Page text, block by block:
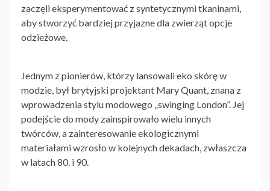
zaczęli eksperymentować z syntetycznymi tkaninami,
aby stworzyć bardziej przyjazne dla zwierząt opcje
odzieżowe.
Jednym z pionierów, którzy lansowali eko skórę w
modzie, był brytyjski projektant Mary Quant, znana z
wprowadzenia stylu modowego „swinging London”. Jej
podejście do mody zainspirowało wielu innych
twórców, a zainteresowanie ekologicznymi
materiałami wzrosło w kolejnych dekadach, zwłaszcza
w latach 80. i 90.